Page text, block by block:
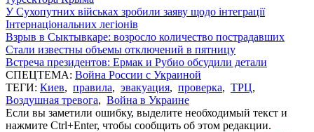
У Сухопутних військах зробили заяву щодо інтеграції
Інтернаціональних легіонів
Взрыв в Сыктывкаре: возросло количество пострадавших
Стали известны объемы отключений в пятницу
Встреча президентов: Ермак и Рубио обсудили детали
СПЕЦТЕМА: Война России с Украиной
ТЕГИ: Киев, правила, эвакуация, проверка, ТРЦ,
Воздушная тревога, Война в Украине
Если вы заметили ошибку, выделите необходимый текст и
нажмите Ctrl+Enter, чтобы сообщить об этом редакции.